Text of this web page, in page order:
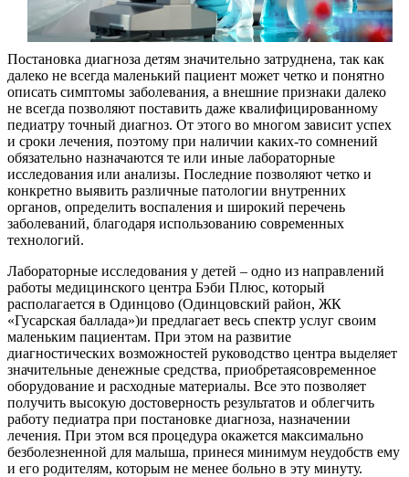
Постановка диагноза детям значительно затруднена, так как
далеко не всегда маленький пациент может четко и понятно
описать симптомы заболевания, а внешние признаки далеко
не всегда позволяют поставить даже квалифицированному
педиатру точный диагноз. От этого во многом зависит успех
и сроки лечения, поэтому при наличии каких-то сомнений
обязательно назначаются те или иные лабораторные
исследования или анализы. Последние позволяют четко и
конкретно выявить различные патологии внутренних
органов, определить воспаления и широкий перечень
заболеваний, благодаря использованию современных
технологий.
Лабораторные исследования у детей – одно из направлений
работы медицинского центра Бэби Плюс, который
располагается в Одинцово (Одинцовский район, ЖК
«Гусарская баллада»)и предлагает весь спектр услуг своим
маленьким пациентам. При этом на развитие
диагностических возможностей руководство центра выделяет
значительные денежные средства, приобретаясовременное
оборудование и расходные материалы. Все это позволяет
получить высокую достоверность результатов и облегчить
работу педиатра при постановке диагноза, назначении
лечения. При этом вся процедура окажется максимально
безболезненной для малыша, принеся минимум неудобств ему
и его родителям, которым не менее больно в эту минуту.